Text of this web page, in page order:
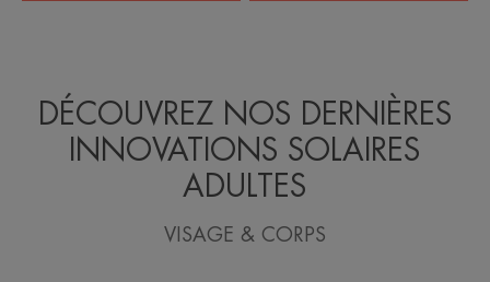
DÉCOUVREZ NOS DERNIÈRES
INNOVATIONS SOLAIRES
ADULTES
VISAGE & CORPS